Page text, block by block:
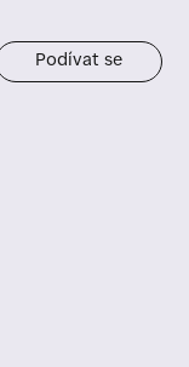
Podívat se